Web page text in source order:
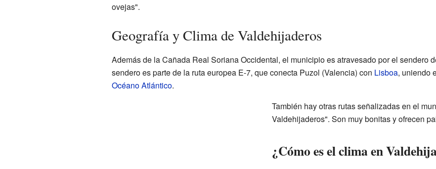
ovejas".
Geografía y Clima de Valdehijaderos
Además de la Cañada Real Soriana Occidental, el municipio es atravesado por el sendero
sendero es parte de la ruta europea E-7, que conecta Puzol (Valencia) con Lisboa, uniendo
Océano Atlántico.
También hay otras rutas señalizadas en el
Valdehijaderos". Son muy bonitas y ofrecen
¿Cómo es el clima en